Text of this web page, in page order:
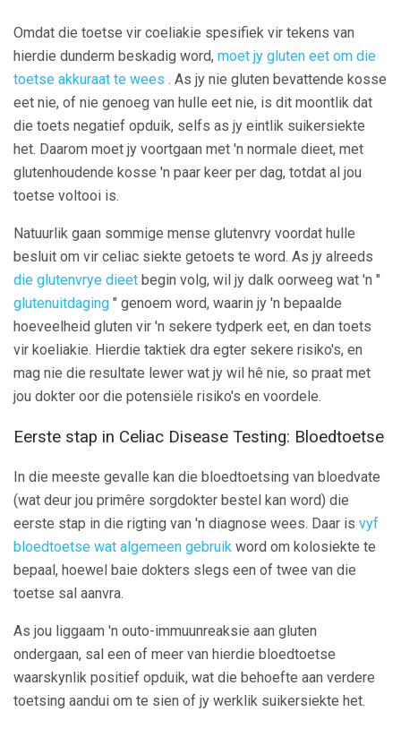
Omdat die toetse vir coeliakie spesifiek vir tekens van
hierdie dunderm beskadig word, moet jy gluten eet om die
toetse akkuraat te wees . As jy nie gluten bevattende kosse
eet nie, of nie genoeg van hulle eet nie, is dit moontlik dat
die toets negatief opduik, selfs as jy eintlik suikersiekte
het. Daarom moet jy voortgaan met 'n normale dieet, met
glutenhoudende kosse 'n paar keer per dag, totdat al jou
toetse voltooi is.
Natuurlik gaan sommige mense glutenvry voordat hulle
besluit om vir celiac siekte getoets te word. As jy alreeds
die glutenvrye dieet begin volg, wil jy dalk oorweeg wat 'n "
glutenuitdaging " genoem word, waarin jy 'n bepaalde
hoeveelheid gluten vir 'n sekere tydperk eet, en dan toets
vir koeliakie. Hierdie taktiek dra egter sekere risiko's, en
mag nie die resultate lewer wat jy wil hê nie, so praat met
jou dokter oor die potensiële risiko's en voordele.
Eerste stap in Celiac Disease Testing: Bloedtoetse
In die meeste gevalle kan die bloedtoetsing van bloedvate
(wat deur jou primêre sorgdokter bestel kan word) die
eerste stap in die rigting van 'n diagnose wees. Daar is vyf
bloedtoetse wat algemeen gebruik word om kolosiekte te
bepaal, hoewel baie dokters slegs een of twee van die
toetse sal aanvra.
As jou liggaam 'n outo-immuunreaksie aan gluten
ondergaan, sal een of meer van hierdie bloedtoetse
waarskynlik positief opduik, wat die behoefte aan verdere
toetsing aandui om te sien of jy werklik suikersiekte het.